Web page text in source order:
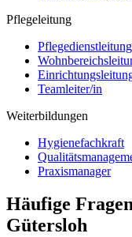
Pflegeleitung
Pflegedienstleitung
Teamleiter/in
Weiterbildungen
Hygienefachkraft
Praxismanager
Häufige
Gütersloh